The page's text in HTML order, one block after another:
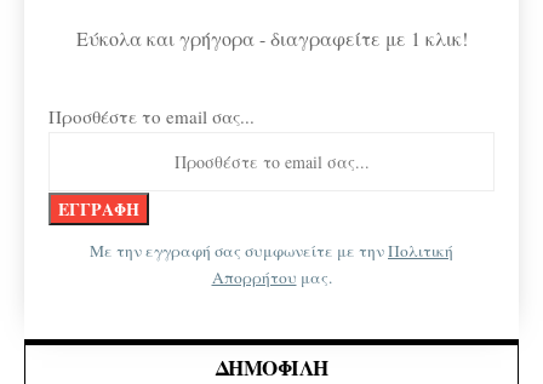
Εύκολα και γρήγορα - διαγραφείτε με 1 κλικ!
Προσθέστε το email σας...
Με την εγγραφή σας συμφωνείτε με τηνΠολιτική
Απορρήτου μας.
ΔΗΜΟΦΙΛΉ